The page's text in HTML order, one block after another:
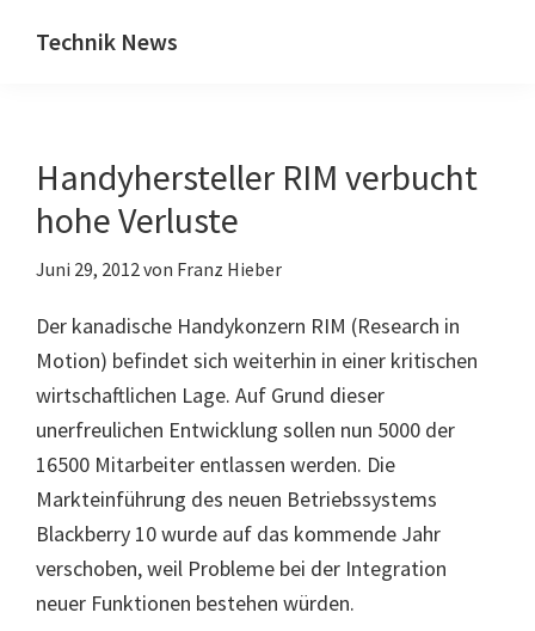
Inhalt
Seitenspalte
Technik News
IT,
Mobilfunk
Internet
Handyhersteller RIM verbucht
hohe Verluste
Juni 29, 2012von Franz Hieber
Der kanadische Handykonzern RIM (Research in
Motion) befindet sich weiterhin in einer kritischen
wirtschaftlichen Lage. Auf Grund dieser
unerfreulichen Entwicklung sollen nun 5000 der
16500 Mitarbeiter entlassen werden. Die
Markteinführung des neuen Betriebssystems
Blackberry 10 wurde auf das kommende Jahr
verschoben, weil Probleme bei der Integration
neuer Funktionen bestehen würden.